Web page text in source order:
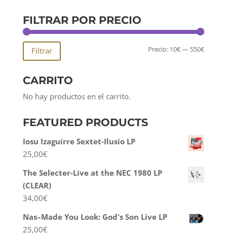
FILTRAR POR PRECIO
Precio
Precio
Filtrar Precio: 10€— 550€
CARRITO
No hay productos en el carrito.
FEATURED PRODUCTS
Iosu Izaguirre Sextet-Ilusio LP
25,00€
The Selecter-Live at the NEC 1980 LP
(CLEAR)
34,00€
Nas–Made You Look: God's Son Live LP
25,00€